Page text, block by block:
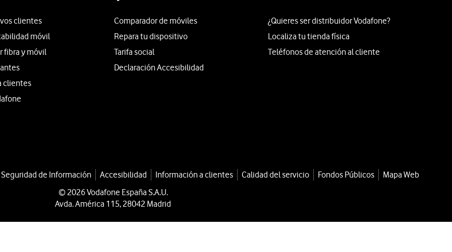
clientes
móvil
fibra y móvil
clientes
Comparador de móviles
Repara tu dispositivo
Tarifa social
Declaración Accesibilidad
¿Quieres ser distribuidor Vodafone?
Localiza tu tienda física
Teléfonos de atención al cliente
de Información Accesibilidad Información a clientes Calidad del servicio Fondos Públicos
Mapa Web
© 2026 Vodafone España S.A.U.
Avda. América 115, 28042 Madrid